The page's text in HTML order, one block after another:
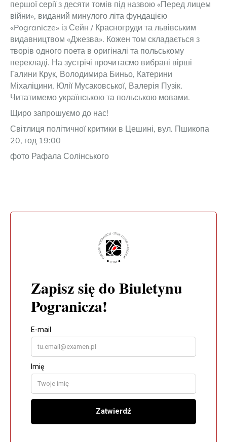
першої серії з десяти томів під назвою «Перед лицем
війни», виданий минулого літа фундацією
«Pogranicze» із Сейн / Красногруди та львівським
видавництвом «Джезва». Кожен том складається з
творів одного поета в оригіналі та польському
перекладі. На зустрічі прочитаємо вибрані вірші
Галини Крук, Володимира Биньо, Катерини
Міхаліцини, Юлії Мусаковської, Валерія Пузік.
Читатимемо українською та польською мовами.
Щиро запрошуємо до нас!
Світлиця політичної критики в Цешині, вул. Пшикопа
20, год 19:00
фото Рафала Солінського